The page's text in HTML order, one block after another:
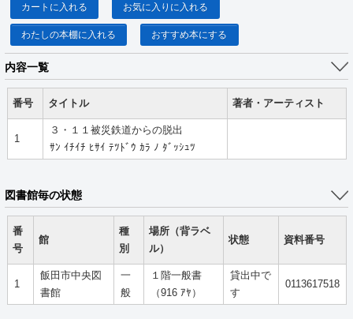
カートに入れる お気に入りに入れる
わたしの本棚に入れる おすすめ本にする
内容一覧
番号 タイトル 著者・アーティスト
1
３・１１被災鉄道からの脱出
ｻﾝ ｲﾁｲﾁ ﾋｻｲ ﾃﾂﾄﾞｳ ｶﾗ ﾉ ﾀﾞｯｼｭﾂ
図書館毎の状態
番
号
館
種
別
場所（背ラベ
ル）
状態 資料番号
1
飯田市中央図
書館
一
般
１階一般書
（916 ｱﾔ）
貸出中で
す
0113617518